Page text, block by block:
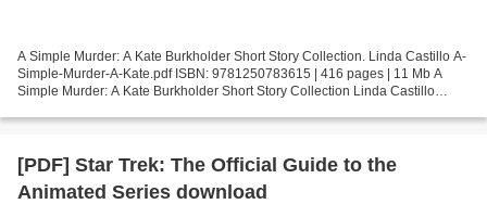
A Simple Murder: A Kate Burkholder Short Story Collection. Linda Castillo A-
Simple-Murder-A-Kate.pdf ISBN: 9781250783615 | 416 pages | 11 Mb A
Simple Murder: A Kate Burkholder Short Story Collection Linda Castillo
[PDF] Star Trek: The Official Guide to the
Animated Series download